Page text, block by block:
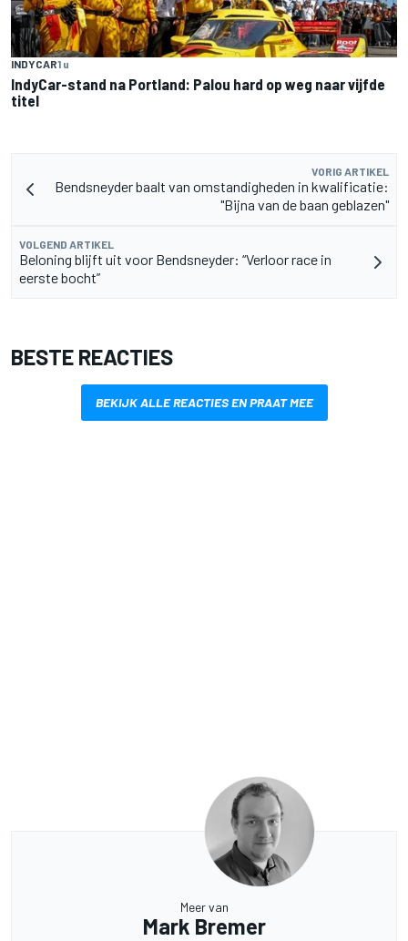
INDYCAR1 u
IndyCar-stand na Portland: Palou hard op weg naar vijfde
titel
VORIG ARTIKEL
Bendsneyder baalt van omstandigheden in kwalificatie:
"Bijna van de baan geblazen"
VOLGEND ARTIKEL
Beloning blijft uit voor Bendsneyder: “Verloor race in
eerste bocht”
BESTE REACTIES
BEKIJK ALLE REACTIES EN PRAAT MEE
Meer van
Mark Bremer